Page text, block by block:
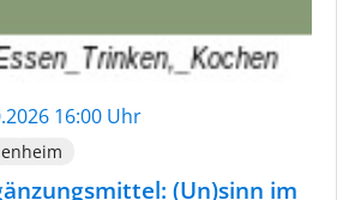
16:00 Uhr
(Un)sinn im